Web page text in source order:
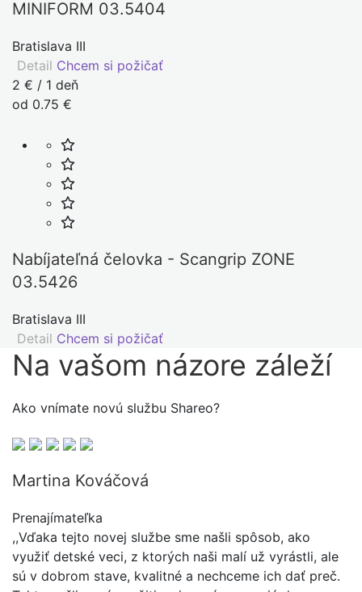
MINIFORM 03.5404
Bratislava III
Detail Chcem si požičať
2 € / 1 deň
od 0.75 €
Nabíjateľná čelovka - Scangrip ZONE
03.5426
Bratislava III
Detail Chcem si požičať
Na vašom názore záleží
Ako vnímate novú službu Shareo?
Martina Kováčová
Prenajímateľka
,,Vďaka tejto novej službe sme našli spôsob, ako
využiť detské veci, z ktorých naši malí už vyrástli, ale
sú v dobrom stave, kvalitné a nechceme ich dať preč.